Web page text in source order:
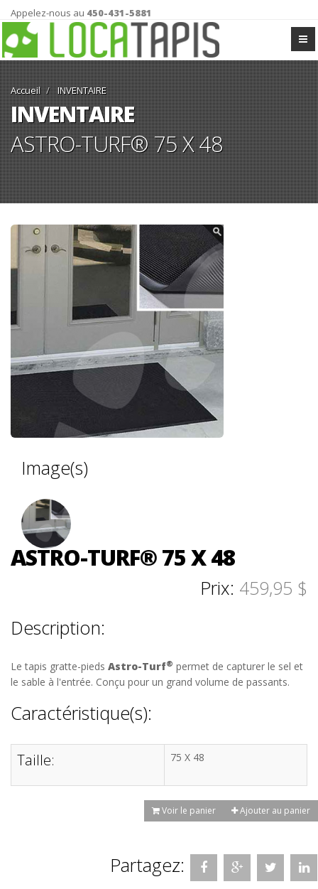
Appelez-nous au 450-431-5881
Accueil INVENTAIRE
INVENTAIRE
ASTRO-TURF® 75 X 48
Image(s)
ASTRO-TURF® 75 X 48
Prix: 459,95 $
Description:
Le tapis gratte-pieds Astro-Turf® permet de capturer le sel et
le sable à l'entrée. Conçu pour un grand volume de passants.
Caractéristique(s):
Taille: 75 X 48
Ajouter au panier
Voir le panier
Partagez: